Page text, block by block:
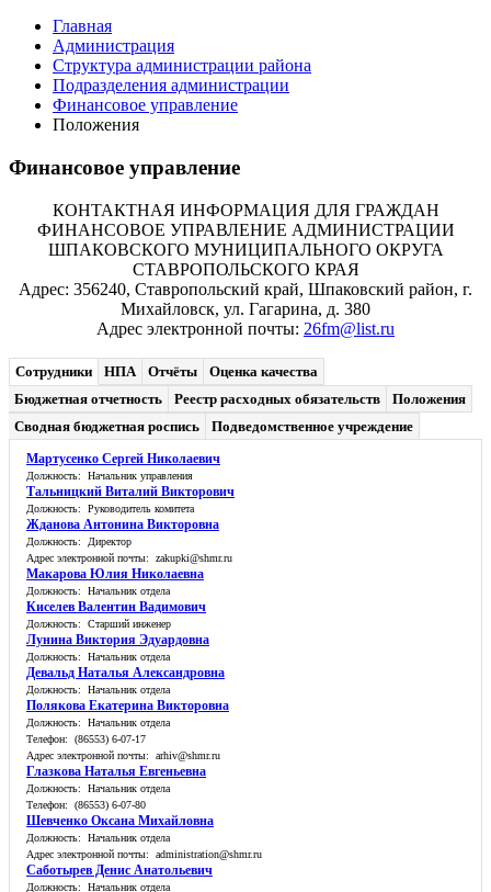
Главная
Администрация
Структура администрации района
Подразделения администрации
Финансовое управление
Положения
Финансовое управление
КОНТАКТНАЯ ИНФОРМАЦИЯ ДЛЯ ГРАЖДАН
ФИНАНСОВОЕ УПРАВЛЕНИЕ АДМИНИСТРАЦИИ
ШПАКОВСКОГО МУНИЦИПАЛЬНОГО ОКРУГА
СТАВРОПОЛЬСКОГО КРАЯ
Адрес: 356240, Ставропольский край, Шпаковский район, г.
Михайловск, ул. Гагарина, д. 380
Адрес электронной почты: 26fm@list.ru
Сотрудники НПА Отчёты
Оценка качества
Бюджетная отчетность
Реестр расходных обязательств
Положения
Сводная бюджетная роспись
Подведомственное учреждение
Мартусенко Сергей Николаевич
Должность: Начальник управления
Тальницкий Виталий Викторович
Должность: Руководитель комитета
Жданова Антонина Викторовна
Должность: Директор
Адрес электронной почты: zakupki@shmr.ru
Макарова Юлия Николаевна
Должность: Начальник отдела
Киселев Валентин Вадимович
Должность: Старший инженер
Лунина Виктория Эдуардовна
Должность: Начальник отдела
Девальд Наталья Александровна
Должность: Начальник отдела
Полякова Екатерина Викторовна
Должность: Начальник отдела
Телефон: (86553) 6-07-17
Адрес электронной почты: arhiv@shmr.ru
Глазкова Наталья Евгеньевна
Должность: Начальник отдела
Телефон: (86553) 6-07-80
Шевченко Оксана Михайловна
Должность: Начальник отдела
Адрес электронной почты: administration@shmr.ru
Саботырев Денис Анатольевич
Должность: Начальник отдела